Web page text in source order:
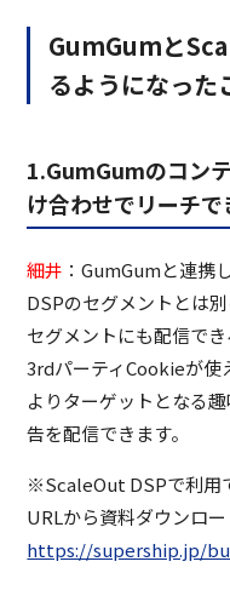
GumGumと
るようになった
1.GumGumのコン
け合わせでリーチ
細井 ：GumGumと連
DSPのセグメントとは
セグメントにも配信でき
3rdパーティCookieが使
よりターゲットとなる
告を配信できます。
※ScaleOut DSPで利用
URLから資料ダウンロー
https://supership.jp/